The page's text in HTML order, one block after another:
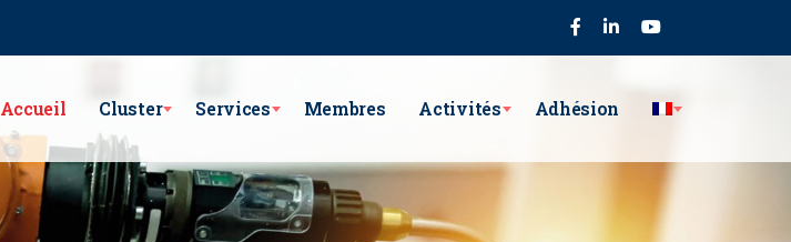
Accueil Cluster Services Membres Activités Adhésion